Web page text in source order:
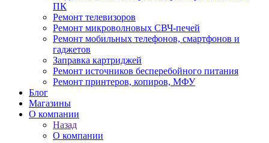
ПК
Ремонт телевизоров
Ремонт микроволновых СВЧ-печей
Ремонт мобильных телефонов, смартфонов и
гаджетов
Заправка картриджей
Ремонт источников бесперебойного питания
Ремонт принтеров, копиров, МФУ
Блог
Магазины
О компании
Назад
О компании